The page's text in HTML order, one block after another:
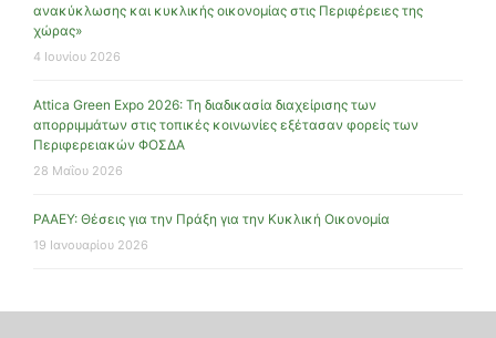
ανακύκλωσης και κυκλικής οικονομίας στις Περιφέρειες της
χώρας»
4 Ιουνίου 2026
Attica Green Expo 2026: Τη διαδικασία διαχείρισης των
απορριμμάτων στις τοπικές κοινωνίες εξέτασαν φορείς των
Περιφερειακών ΦΟΣΔΑ
28 Μαΐου 2026
ΡΑΑΕΥ: Θέσεις για την Πράξη για την Κυκλική Οικονομία
19 Ιανουαρίου 2026